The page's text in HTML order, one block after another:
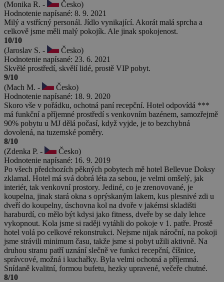
(Monika R. -
Česko)
Hodnotenie napísané: 8. 9. 2021
Milý a vstřícný personál. Jídlo vynikající. Akorát malá sprcha a
celkově jsme měli malý pokojík. Ale jinak spokojenost.
10/10
(Jaroslav S. -
Česko)
Hodnotenie napísané: 23. 6. 2021
Skvělé prostředí, skvělí lidé, prostě VIP pobyt.
9/10
(Mach M. -
Česko)
Hodnotenie napísané: 18. 9. 2020
Skoro vše v pořádku, ochotná paní recepční. Hotel odpovídá ***
má funkční a příjemné prostředí s venkovním bazénem, samozřejmě
90% pobytu u MJ dělá počasí, když vyjde, je to bezchybná
dovolená, na tuzemské poměry.
8/10
(Zdenka P. -
Česko)
Hodnotenie napísané: 16. 9. 2019
Po všech předchozích pěkných pobytech mě hotel Bellevue Doksy
zklamal. Hotel má svá dobrá léta za sebou, je velmi omšelý, jak
interiér, tak venkovní prostory. Jediné, co je zrenovované, je
koupelna, jinak stará okna s oprýskaným lakem, kus plesnivé zdi u
dveří do koupelny, úschovna kol na dvoře v jakémsi skladišti
haraburdí, co mělo být kdysi jako fitness, dveře by se daly lehce
vykopnout. Kola jsme si raději vytáhli do pokoje v 1. patře. Prostě
hotel volá po celkové rekonstrukci. Nejsme nijak nároční, na pokoji
jsme strávili minimum času, takže jsme si pobyt užili aktivně. Na
druhou stranu patří uznání slečně ve funkci recepční, číšnice,
správcové, možná i kuchařky. Byla velmi ochotná a příjemná.
Snídaně kvalitní, formou bufetu, hezky upravené, večeře chutné.
8/10